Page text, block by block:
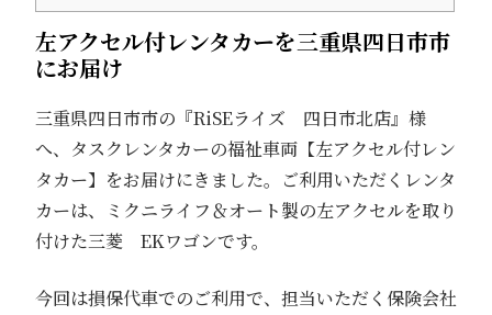
左アクセル付レンタカーを三重県四日市市
にお届け
三重県四日市市の『RiSEライズ 四日市北店』様
へ、タスクレンタカーの福祉車両【左アクセル付レン
タカー】をお届けにきました。ご利用いただくレンタ
カーは、ミクニライフ＆オート製の左アクセルを取り
付けた三菱 EKワゴンです。
今回は損保代車でのご利用で、担当いただく保険会社